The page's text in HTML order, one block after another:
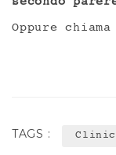
Oppure
TAGS :